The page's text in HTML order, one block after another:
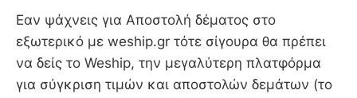
Εαν ψάχνεις για Aποστολή δέματος στο
εξωτερικό με weship.gr τότε σίγουρα θα πρέπει
να δείς το Weship, την μεγαλύτερη πλατφόρμα
για σύγκριση τιμών και αποστολών δεμάτων (το